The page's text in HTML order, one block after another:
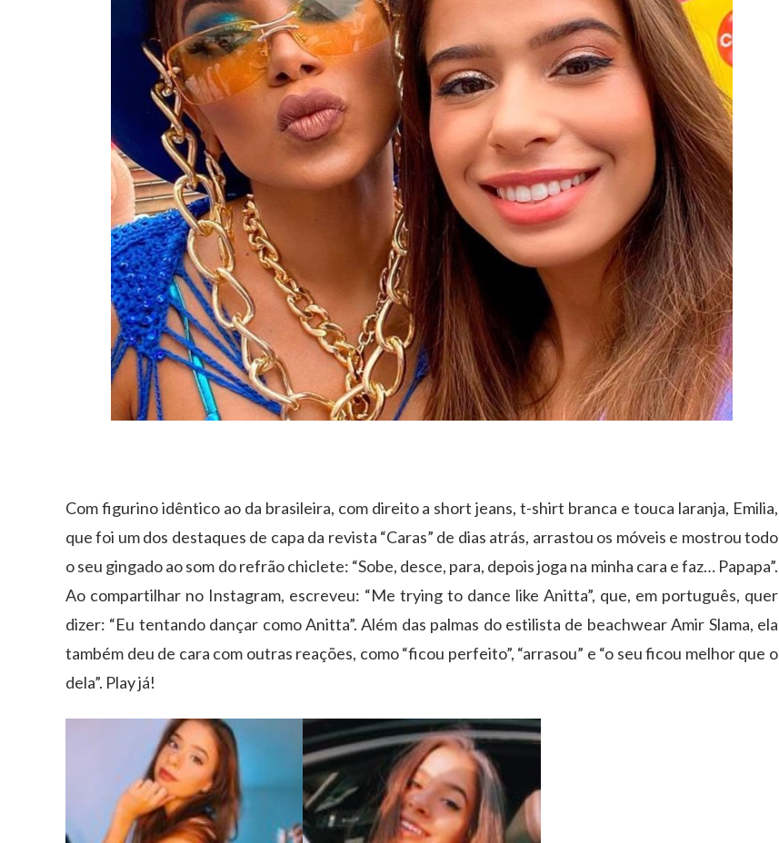
Com figurino idêntico ao da brasileira, com direito a short jeans, t-shirt branca e touca laranja, Emilia,
que foi um dos destaques de capa da revista “Caras” de dias atrás, arrastou os móveis e mostrou todo
o seu gingado ao som do refrão chiclete: “Sobe, desce, para, depois joga na minha cara e faz… Papapa”.
Ao compartilhar no Instagram, escreveu: “Me trying to dance like Anitta”, que, em português, quer
dizer: “Eu tentando dançar como Anitta”. Além das palmas do estilista de beachwear Amir Slama, ela
também deu de cara com outras reações, como “ficou perfeito”, “arrasou” e “o seu ficou melhor que o
dela”. Play já!